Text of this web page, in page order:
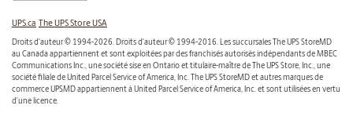
UPS.ca The UPS Store USA
Droits d'auteur © 1994-2026. Droits d'auteur © 1994-2016. Les succursales The UPS StoreMD
au Canada appartiennent et sont exploitées par des franchisés autorisés indépendants de MBEC
Communications Inc., une société sise en Ontario et titulaire-maître de The UPS Store, Inc., une
société filiale de United Parcel Service of America, Inc. The UPS StoreMD et autres marques de
commerce UPSMD appartiennent à United Parcel Service of America, Inc. et sont utilisées en vertu
d’une licence.